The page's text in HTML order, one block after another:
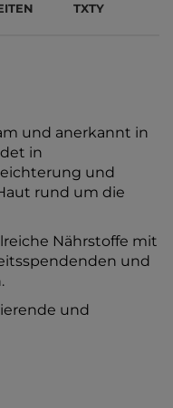
TXTY
und anerkannt in
in
und
rund um die
Nährstoffe mit
und
und